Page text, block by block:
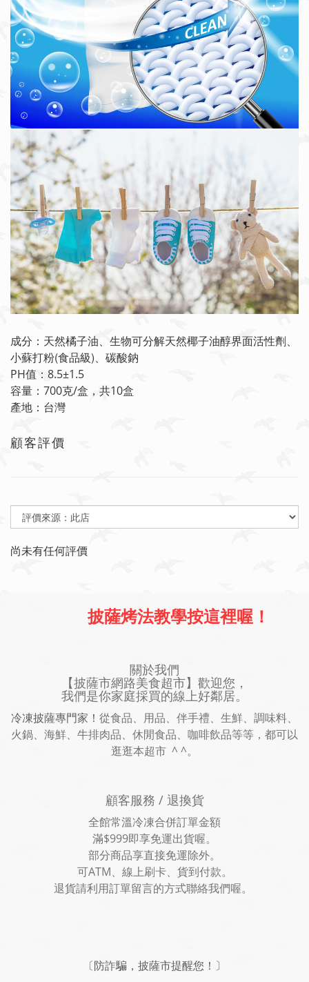
成分：天然橘子油、生物可分解天然椰子油醇界面活性劑、
小蘇打粉(食品級)、碳酸鈉
PH值：8.5±1.5
容量：700克/盒，共10盒
產地：台灣
顧客評價
尚未有任何評價
披薩烤法教學按這裡喔！
關於我們
【披薩市網路美食超市】歡迎您，
我們是你家庭採買的線上好鄰居。
冷凍披薩專門家！ 從食品、用品、伴手禮、生鮮、調味料、
火鍋、海鮮、牛排肉品、休閒食品、咖啡飲品等等，都可以
逛逛本超市 ^ ^。
顧客服務 / 退換貨
全館常溫冷凍合併訂單金額
滿$999即享免運出貨喔。
部分商品享直接免運除外。
可ATM、線上刷卡、貨到付款。
退貨請利用訂單留言的方式聯絡我們喔。
〔防詐騙，披薩市提醒您！〕